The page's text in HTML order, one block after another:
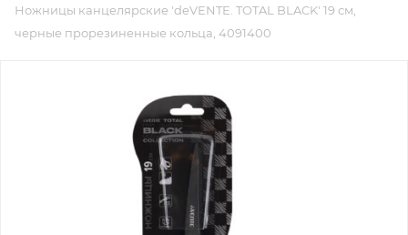
Ножницы канцелярские 'deVENTE. TOTAL BLACK' 19 см,
черные прорезиненные кольца, 4091400